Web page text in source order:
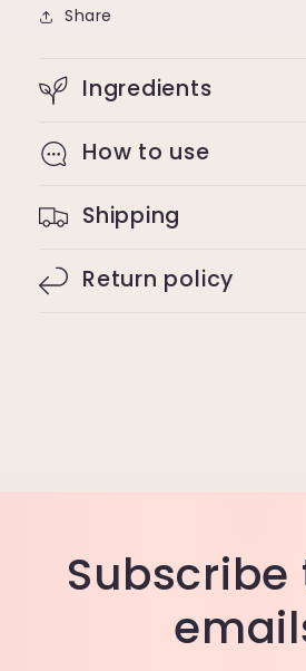
Share
Ingredients
How to use
Shipping
Return policy
Subscribe